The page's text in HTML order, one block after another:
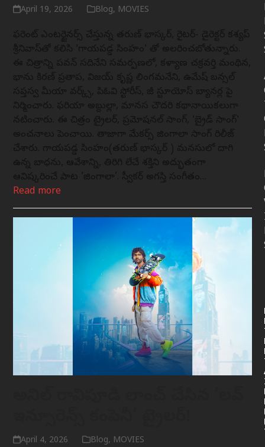
April 19, 2026 Blog, MOVIES
Read more
April 4, 2026 Blog, MOVIES